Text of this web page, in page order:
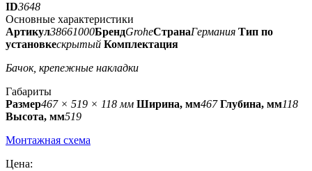
ID3648
Основные характеристики
Артикул38661000БрендGroheСтранаГермания Тип по
установкескрытый Комплектация
Бачок, крепежные накладки
Габариты
Размер467 × 519 × 118 мм Ширина, мм467 Глубина, мм118
Высота, мм519
Монтажная схема
Цена: